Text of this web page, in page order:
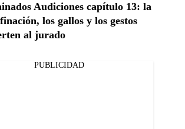
Audiciones capítulo 13: la
los gallos y los gestos
al jurado
PUBLICIDAD